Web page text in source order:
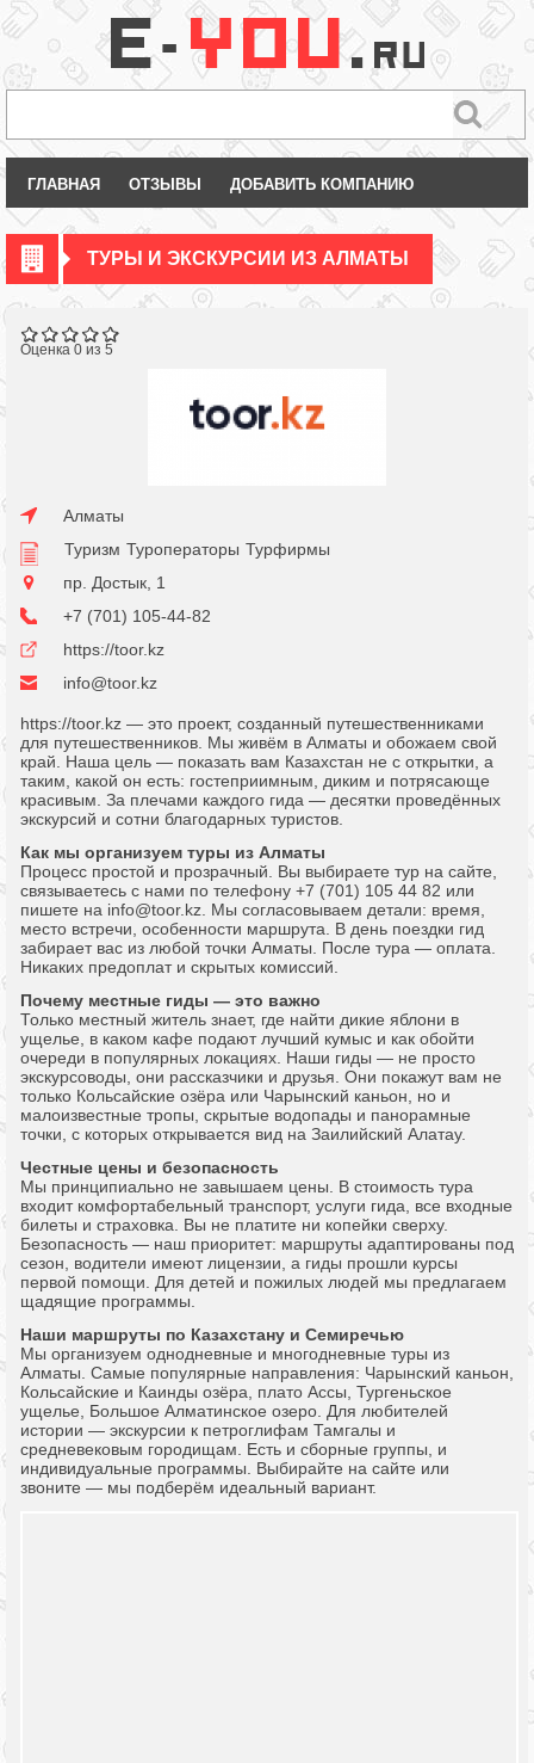
ГЛАВНАЯ ОТЗЫВЫ ДОБАВИТЬ КОМПАНИЮ
ТУРЫ И ЭКСКУРСИИ ИЗ АЛМАТЫ
Оценка 0 из 5
Алматы
Туризм Туроператоры Турфирмы
пр. Достык, 1
+7 (701) 105-44-82
https://toor.kz
info@toor.kz
https://toor.kz — это проект, созданный путешественниками
для путешественников. Мы живём в Алматы и обожаем свой
край. Наша цель — показать вам Казахстан не с открытки, а
таким, какой он есть: гостеприимным, диким и потрясающе
красивым. За плечами каждого гида — десятки проведённых
экскурсий и сотни благодарных туристов.
Как мы организуем туры из Алматы
Процесс простой и прозрачный. Вы выбираете тур на сайте,
связываетесь с нами по телефону +7 (701) 105 44 82 или
пишете на info@toor.kz . Мы согласовываем детали: время,
место встречи, особенности маршрута. В день поездки гид
забирает вас из любой точки Алматы. После тура — оплата.
Никаких предоплат и скрытых комиссий.
Почему местные гиды — это важно
Только местный житель знает, где найти дикие яблони в
ущелье, в каком кафе подают лучший кумыс и как обойти
очереди в популярных локациях. Наши гиды — не просто
экскурсоводы, они рассказчики и друзья. Они покажут вам не
только Кольсайские озёра или Чарынский каньон, но и
малоизвестные тропы, скрытые водопады и панорамные
точки, с которых открывается вид на Заилийский Алатау.
Честные цены и безопасность
Мы принципиально не завышаем цены. В стоимость тура
входит комфортабельный транспорт, услуги гида, все входные
билеты и страховка. Вы не платите ни копейки сверху.
Безопасность — наш приоритет: маршруты адаптированы под
сезон, водители имеют лицензии, а гиды прошли курсы
первой помощи. Для детей и пожилых людей мы предлагаем
щадящие программы.
Наши маршруты по Казахстану и Семиречью
Мы организуем однодневные и многодневные туры из
Алматы. Самые популярные направления: Чарынский каньон,
Кольсайские и Каинды озёра, плато Ассы, Тургеньское
ущелье, Большое Алматинское озеро. Для любителей
истории — экскурсии к петроглифам Тамгалы и
средневековым городищам. Есть и сборные группы, и
индивидуальные программы. Выбирайте на сайте или
звоните — мы подберём идеальный вариант.